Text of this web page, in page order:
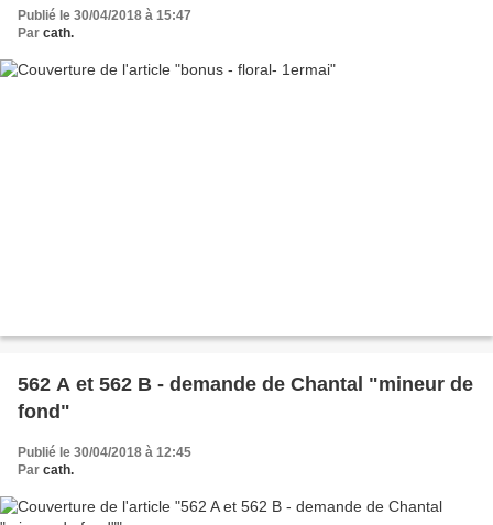
Publié le 30/04/2018 à 15:47
Par cath.
562 A et 562 B - demande de Chantal "mineur de
fond"
Publié le 30/04/2018 à 12:45
Par cath.